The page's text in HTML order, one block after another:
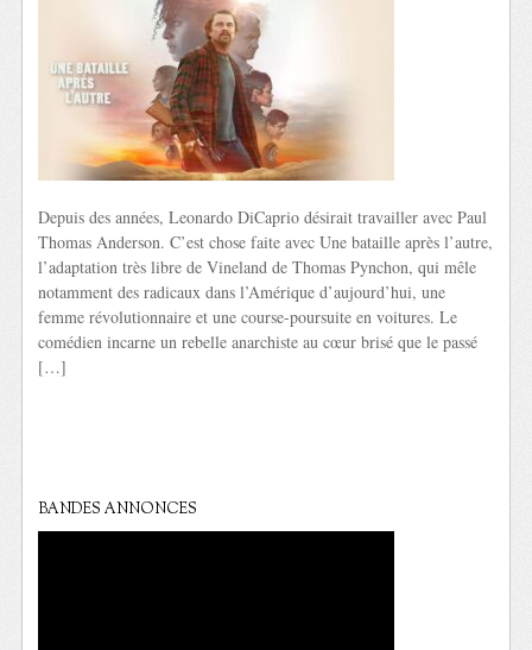
Depuis des années, Leonardo DiCaprio désirait travailler avec Paul
Thomas Anderson. C’est chose faite avec Une bataille après l’autre,
l’adaptation très libre de Vineland de Thomas Pynchon, qui mêle
notamment des radicaux dans l’Amérique d’aujourd’hui, une
femme révolutionnaire et une course-poursuite en voitures. Le
comédien incarne un rebelle anarchiste au cœur brisé que le passé
[…]
BANDES ANNONCES